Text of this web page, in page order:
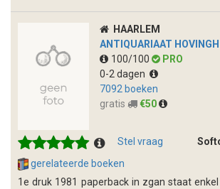
HAARLEM
ANTIQUARIAAT HOVINGH
100/100
PRO
0-2 dagen
7092 boeken
gratis
€50
Stel vraag
gerelateerde boeken
1e druk 1981 paperback in zgan staat